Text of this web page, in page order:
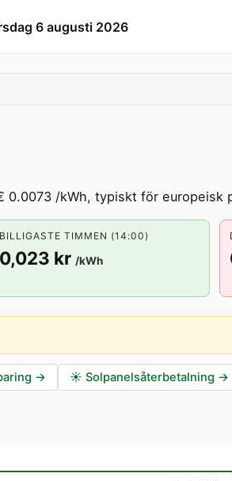
6 augusti 2026
/kWh, typiskt för europeisk
BILLIGASTE TIMMEN (14:00)
0,023 kr /kWh
→ ☀️ Solpanelsåterbetalning →